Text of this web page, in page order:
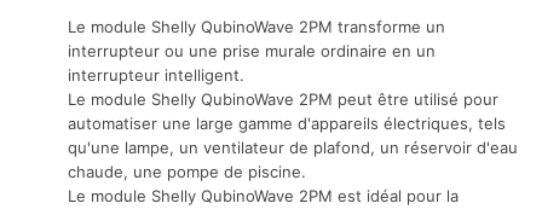
Le module Shelly QubinoWave 2PM transforme un
interrupteur ou une prise murale ordinaire en un
interrupteur intelligent.
Le module Shelly QubinoWave 2PM peut être utilisé pour
automatiser une large gamme d'appareils électriques, tels
qu'une lampe, un ventilateur de plafond, un réservoir d'eau
chaude, une pompe de piscine.
Le module Shelly QubinoWave 2PM est idéal pour la